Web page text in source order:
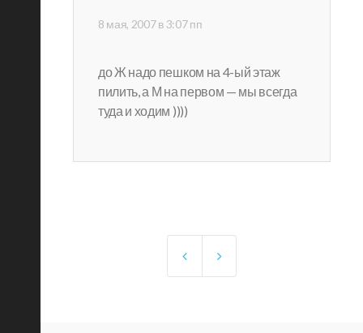
8 мая, 2007 в 3:07 пп
до Ж надо пешком на 4-ый этаж
пилить, а М на первом — мы всегда
туда и ходим ))))